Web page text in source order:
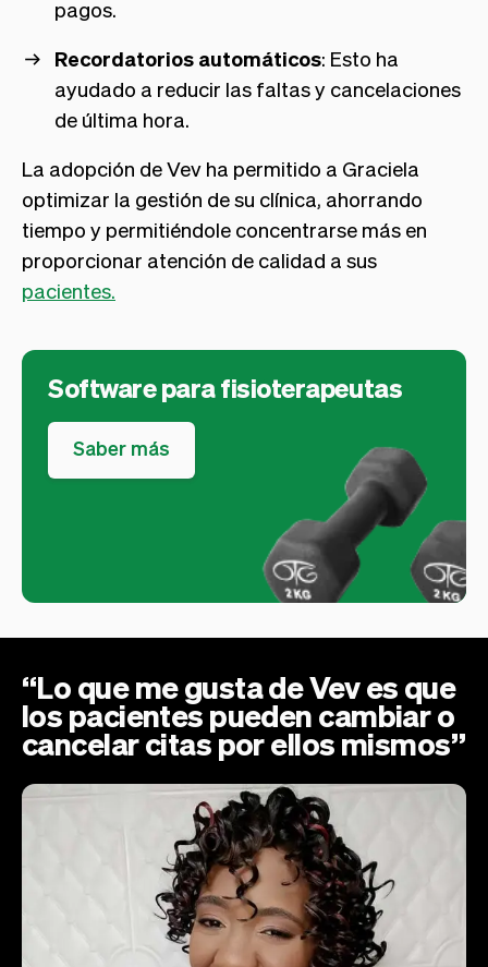
pagos.
Recordatorios automáticos: Esto ha
ayudado a reducir las faltas y cancelaciones
de última hora.
La adopción de Vev ha permitido a Graciela
optimizar la gestión de su clínica, ahorrando
tiempo y permitiéndole concentrarse más en
proporcionar atención de calidad a sus
pacientes.
Software para fisioterapeutas
Saber más
“Lo que me gusta de Vev es que
los pacientes pueden cambiar o
cancelar citas por ellos mismos”